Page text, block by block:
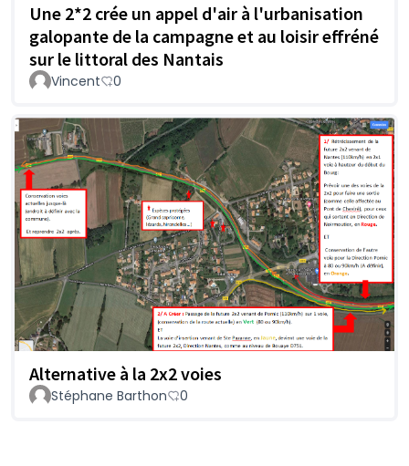
Une 2*2 crée un appel d'air à l'urbanisation
galopante de la campagne et au loisir effréné
sur le littoral des Nantais
Vincent 0
Alternative à la 2x2 voies
Stéphane Barthon 0